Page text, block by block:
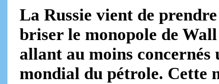
La Russie vient de
briser le monopole de
allant au moins
mondial du pétrole. Cette